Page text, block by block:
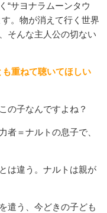
“サヨナラムーンタウ
。物が消えて行く世界
そんな主人公の切ない
重ねて聴いてほしい
の子なんですよね？
＝ナルトの息子で、
は違う。ナルトは親が
遣う、今どきの子ども